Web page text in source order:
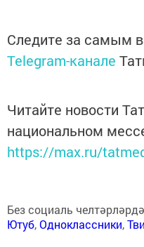
Следите за самым
Telegram-канале
Читайте новости
национальном
https://max.ru/
Без социаль
Ютуб,Одноклассники,